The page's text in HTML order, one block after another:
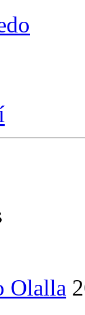
Olalla